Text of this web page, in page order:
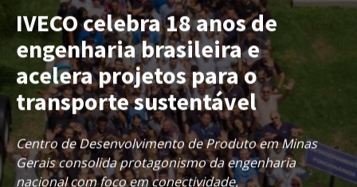
IVECO celebra 18 anos de
engenharia brasileira e
acelera projetos para o
transporte sustentável
Centro de Desenvolvimento de Produto em Minas
Gerais consolida protagonismo da engenharia
nacional com foco em conectividade,